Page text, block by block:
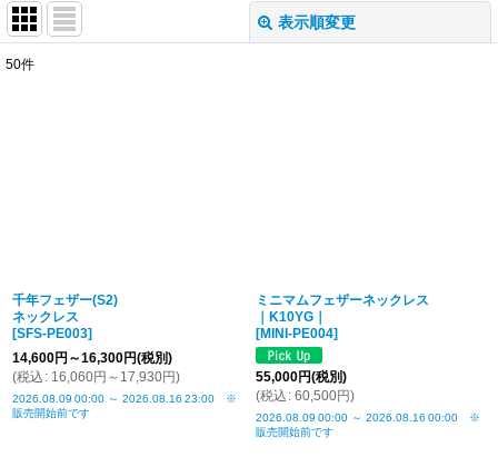
表示順変更
50件
千年フェザー(S2)
ネックレス
[SFS-PE003]
14,600円 ～16,300円(税別)
(税込 : 16,060円 ～17,930円)
2026.08.09 00:00 ～ 2026.08.16 23:00 ※
販売開始前です
ミニマムフェザーネックレス
｜K10YG｜
[MINI-PE004]
55,000円(税別)
(税込 : 60,500円)
2026.08.09 00:00 ～ 2026.08.16 00:00 ※
販売開始前です